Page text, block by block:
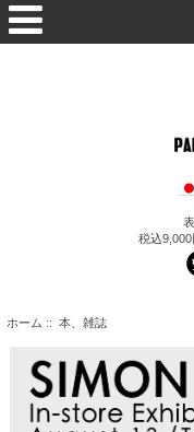
税込9,000
ホーム :: 本、雑誌